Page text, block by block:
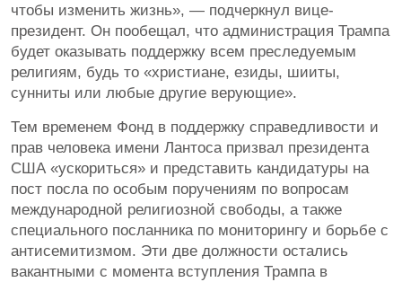
чтобы изменить жизнь», — подчеркнул вице-
президент. Он пообещал, что администрация Трампа
будет оказывать поддержку всем преследуемым
религиям, будь то «христиане, езиды, шииты,
сунниты или любые другие верующие».
Тем временем Фонд в поддержку справедливости и
прав человека имени Лантоса призвал президента
США «ускориться» и представить кандидатуры на
пост посла по особым поручениям по вопросам
международной религиозной свободы, а также
специального посланника по мониторингу и борьбе с
антисемитизмом. Эти две должности остались
вакантными с момента вступления Трампа в